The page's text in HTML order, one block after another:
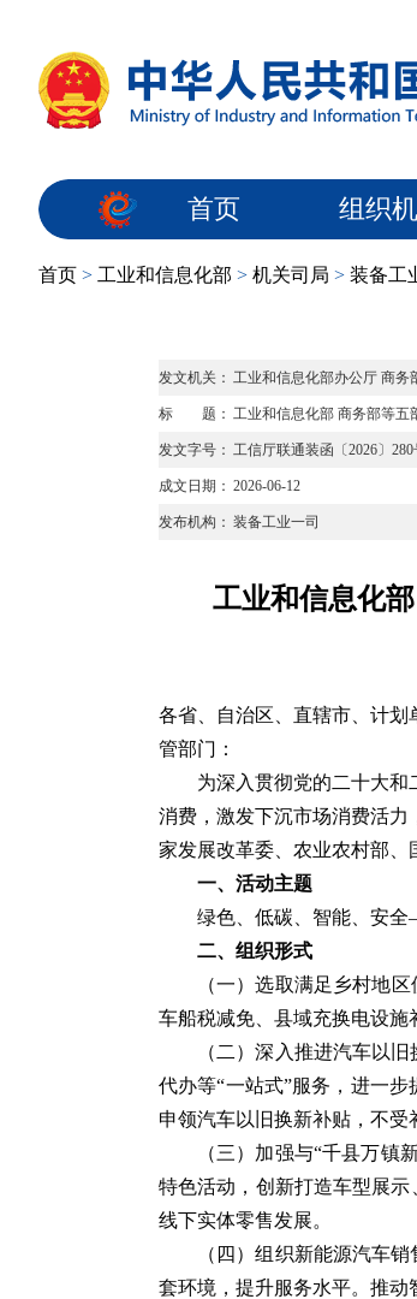
首页 组织
首页 > 工业和信息化部 > 机关司局 > 装备工
发文机关： 工业和信息化部办公厅 商务
标 题： 工业和信息化部 商务部等五
发文字号： 工信厅联通装函〔2026〕280
成文日期： 2026-06-12
发布机构： 装备工业一司
工业和信息化
各省、自治区、直辖市、计
管部门：
为深入贯彻党的二十大
消费，激发下沉市场消费活
家发展改革委、农业农村部、
一、活动主题
绿色、低碳、智能、安
二、组织形式
（一）选取满足乡村地
车船税减免、县域充换电设施
（二）深入推进汽车以
代办等“一站式”服务，进一
申领汽车以旧换新补贴，不受
（三）加强与“千县万
特色活动，创新打造车型展
线下实体零售发展。
（四）组织新能源汽车
套环境，提升服务水平。推动